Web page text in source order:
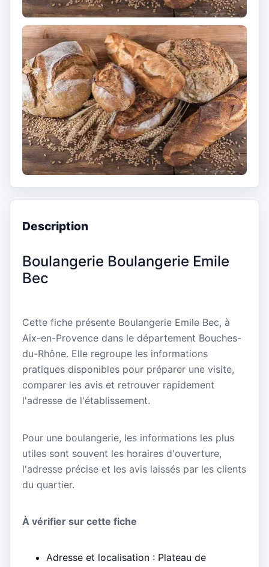
Description
Boulangerie Boulangerie Emile
Bec
Cette fiche présente Boulangerie Emile Bec, à
Aix-en-Provence dans le département Bouches-
du-Rhône. Elle regroupe les informations
pratiques disponibles pour préparer une visite,
comparer les avis et retrouver rapidement
l'adresse de l'établissement.
Pour une boulangerie, les informations les plus
utiles sont souvent les horaires d'ouverture,
l'adresse précise et les avis laissés par les clients
du quartier.
À vérifier sur cette fiche
Adresse et localisation : Plateau de